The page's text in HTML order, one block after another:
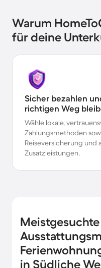
Warum
für deine
Sicher bezahlen
richtigen Weg
Wähle lokale,
Zahlungsmethoden
Reiseversicherung und
Zusatzleistungen.
Meistgesuchte
in Südliche